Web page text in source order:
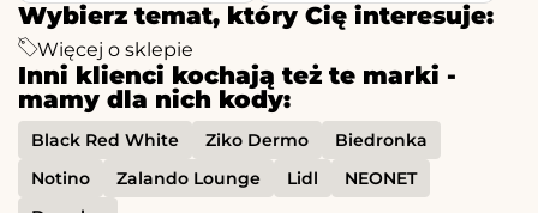
Wybierz temat, który Cię interesuje:
Więcej o sklepie
Inni klienci kochają też te marki -
mamy dla nich kody:
Black Red White Ziko Dermo
Biedronka
Notino
Zalando Lounge Lidl
NEONET